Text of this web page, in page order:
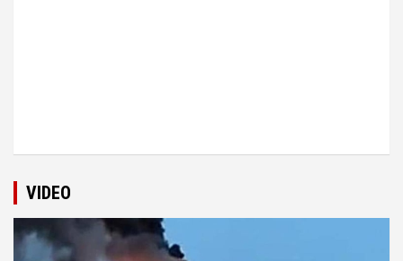
VIDEO